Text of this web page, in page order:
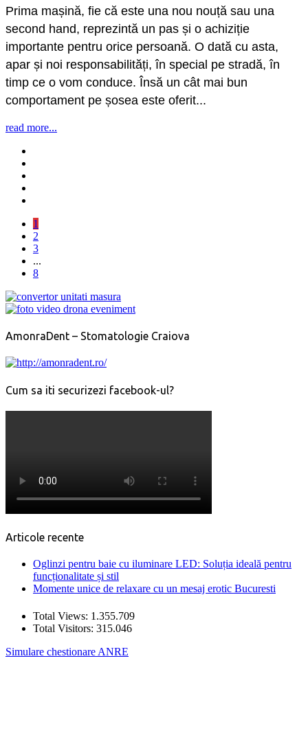
Prima mașină, fie că este una nou nouță sau una
second hand, reprezintă un pas și o achiziție
importante pentru orice persoană. O dată cu asta,
apar și noi responsabilități, în special pe stradă, în
timp ce o vom conduce. Însă un cât mai bun
comportament pe șosea este oferit...
read more...
1
2
3
...
8
AmonraDent – Stomatologie Craiova
Cum sa iti securizezi facebook-ul?
Articole recente
Oglinzi pentru baie cu iluminare LED: Soluția ideală pentru
funcționalitate și stil
Momente unice de relaxare cu un mesaj erotic Bucuresti
Total Views: 1.355.709
Total Visitors: 315.046
Simulare chestionare ANRE